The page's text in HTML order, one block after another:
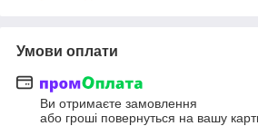
Умови оплати
Ви отримаєте замовлення
або гроші повернуться на вашу